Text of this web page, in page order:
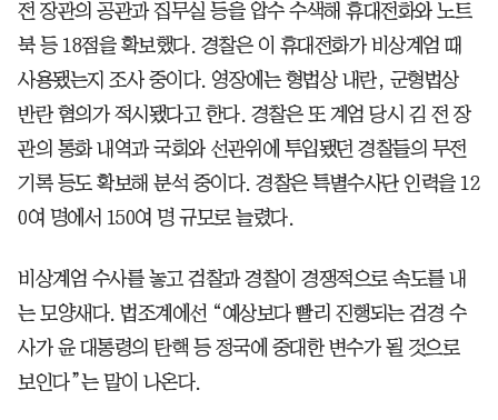
전 장관의 공관과 집무실 등을 압수 수색해 휴대전화와 노트
북 등 18점을 확보했다. 경찰은 이 휴대전화가 비상계엄 때
사용됐는지 조사 중이다. 영장에는 형법상 내란, 군형법상
반란 혐의가 적시됐다고 한다. 경찰은 또 계엄 당시 김 전 장
관의 통화 내역과 국회와 선관위에 투입됐던 경찰들의 무전
기록 등도 확보해 분석 중이다. 경찰은 특별수사단 인력을 12
0여 명에서 150여 명 규모로 늘렸다.
비상계엄 수사를 놓고 검찰과 경찰이 경쟁적으로 속도를 내
는 모양새다. 법조계에선 “예상보다 빨리 진행되는 검경 수
사가 윤 대통령의 탄핵 등 정국에 중대한 변수가 될 것으로
보인다”는 말이 나온다.